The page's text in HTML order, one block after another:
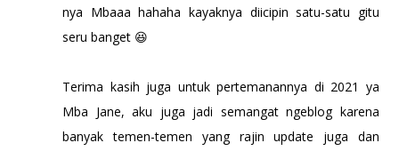
nya Mbaaa hahaha kayaknya diicipin satu-satu gitu
seru banget 😆
Terima kasih juga untuk pertemanannya di 2021 ya
Mba Jane, aku juga jadi semangat ngeblog karena
banyak temen-temen yang rajin update juga dan